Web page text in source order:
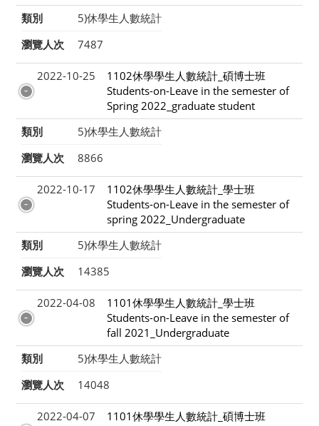
類別
5)休學生人數統計
瀏覽人次
7487
2022-10-25
1102休學學生人數統計_碩博士班
Students-on-Leave in the semester of
Spring 2022_graduate student
類別
5)休學生人數統計
瀏覽人次
8866
2022-10-17
1102休學學生人數統計_學士班
Students-on-Leave in the semester of
spring 2022_Undergraduate
類別
5)休學生人數統計
瀏覽人次
14385
2022-04-08
1101休學學生人數統計_學士班
Students-on-Leave in the semester of
fall 2021_Undergraduate
類別
5)休學生人數統計
瀏覽人次
14048
2022-04-07
1101休學學生人數統計_碩博士班